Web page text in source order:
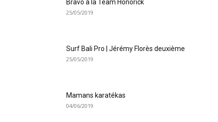
Bravo à la Team Honorick
25/05/2019
Surf Bali Pro | Jérémy Florès deuxième
25/05/2019
Mamans karatékas
04/06/2019